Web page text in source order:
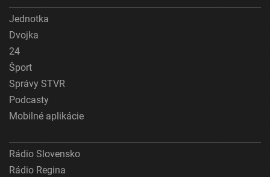
Jednotka
Dvojka
24
Šport
Správy STVR
Podcasty
Mobilné aplikácie
Rádio Slovensko
Rádio Regina